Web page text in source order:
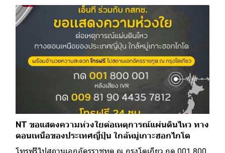
NT ขอแสดงความห่วงใยต่อเหตุการณ์แผ่นดินไหว ทาง
ตอนเหนือของประเทศญี่ปุ่น ใกล้หมู่เกาะฮอกไกโด